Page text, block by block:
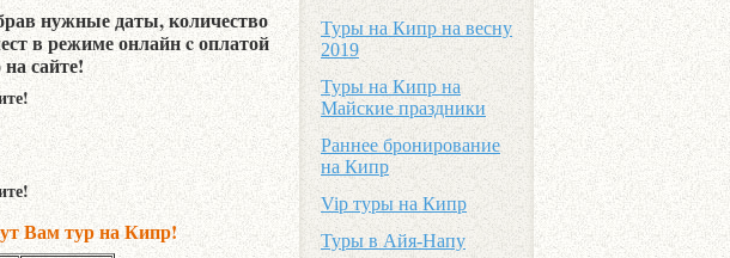
нужные даты, количество
в режиме онлайн c оплатой
сайте!
Вам тур на Кипр!
Туры на Кипр на весну
2019
Туры на Кипр на
Майские праздники
Раннее бронирование
на Кипр
Vip туры на Кипр
Туры в Айя-Напу